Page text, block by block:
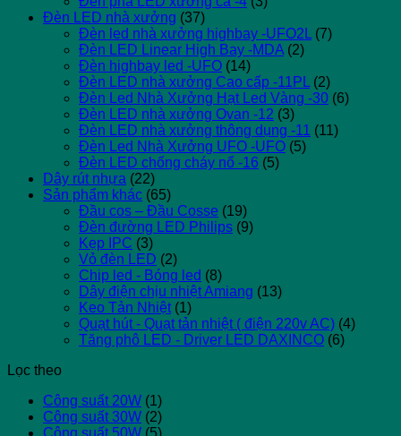
Đèn LED nhà xưởng (37)
Đèn led nhà xưởng highbay -UFO2L (7)
Đèn LED Linear High Bay -MDA (2)
Đèn highbay led -UFO (14)
Đèn LED nhà xưởng Cao cấp -11PL (2)
Đèn Led Nhà Xưởng Hạt Led Vàng -30 (6)
Đèn LED nhà xưởng Ovan -12 (3)
Đèn LED nhà xưởng thông dụng -11 (11)
Đèn Led Nhà Xưởng UFO -UFO (5)
Đèn LED chống cháy nổ -16 (5)
Dây rút nhựa (22)
Sản phẩm khác (65)
Đầu cos – Đầu Cosse (19)
Đèn đường LED Philips (9)
Kẹp IPC (3)
Vỏ đèn LED (2)
Chip led - Bóng led (8)
Dây điện chịu nhiệt Amiang (13)
Keo Tản Nhiệt (1)
Quạt hút - Quạt tản nhiệt ( điện 220v AC) (4)
Tăng phô LED - Driver LED DAXINCO (6)
Lọc theo
Công suất 20W (1)
Công suất 30W (2)
Công suất 50W (5)